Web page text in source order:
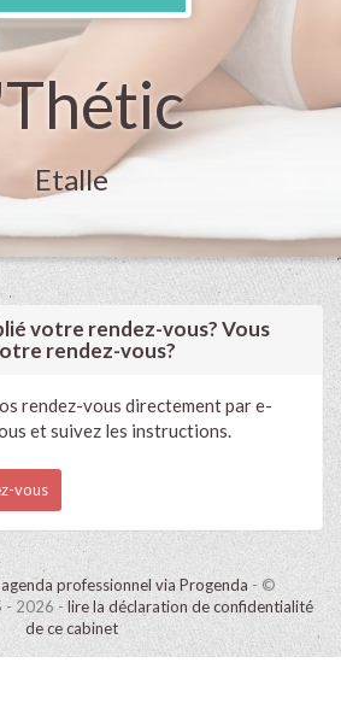
Etalle
votre rendez-vous? Vous
rendez-vous?
rendez-vous directement par e-
et suivez les instructions.
vous
professionnel via Progenda- ©
- 2026 - lire la déclaration de confidentialité
de ce cabinet